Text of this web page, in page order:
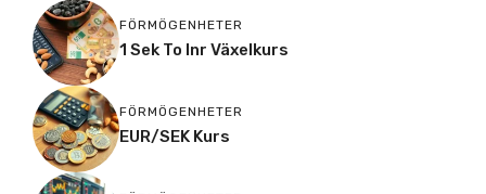
FÖRMÖGENHETER
1 Sek To Inr Växelkurs
FÖRMÖGENHETER
EUR/SEK Kurs